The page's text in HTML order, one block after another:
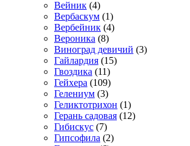
Вейник (4)
Вербаскум (1)
Вербейник (4)
Вероника (8)
Виноград девичий (3)
Гайлардия (15)
Гвоздика (11)
Гейхера (109)
Гелениум (3)
Геликтотрихон (1)
Герань садовая (12)
Гибискус (7)
Гипсофила (2)